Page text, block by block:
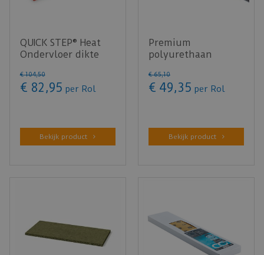
QUICK STEP® Heat
Ondervloer dikte
€ 104,50
€ 82 ,95 per Rol
Bekijk product
Premium
polyurethaan
3,2mm - 7m²
€ 65,10
€ 49,35 per Rol
Bekijk product